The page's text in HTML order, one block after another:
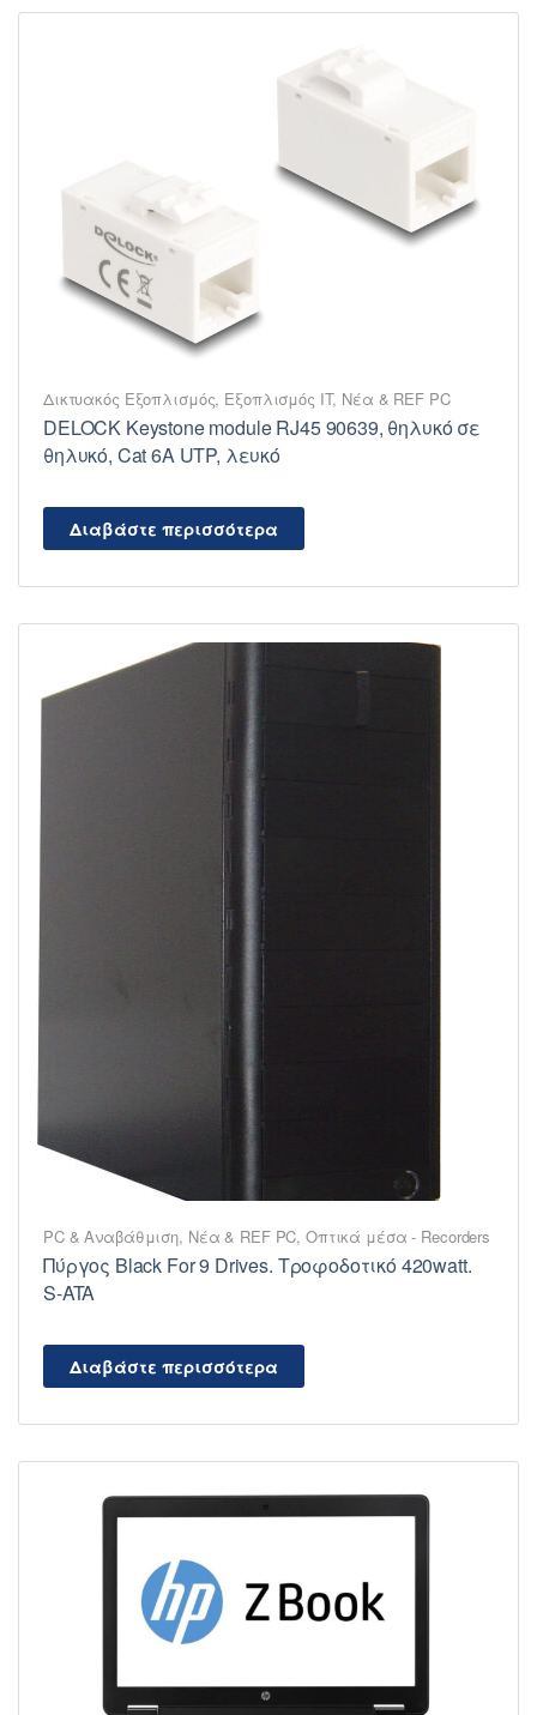
Δικτυακός Εξοπλισμός, Εξοπλισμός IT, Νέα & REF PC
DELOCK Keystone module RJ45 90639, θηλυκό σε
θηλυκό, Cat 6A UTP, λευκό
Διαβάστε περισσότερα
PC & Αναβάθμιση, Νέα & REF PC,Οπτικά μέσα - Recorders
Πύργος Black For 9 Drives. Τροφοδοτικό 420watt.
S-ATA
Διαβάστε περισσότερα